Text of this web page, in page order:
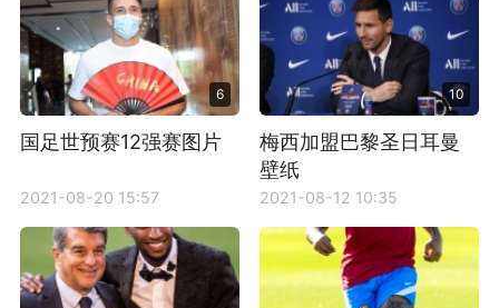
6
国足世预赛12强赛图片
2021-08-20 15:57
10
梅西加盟巴黎圣日耳曼
壁纸
2021-08-12 10:35